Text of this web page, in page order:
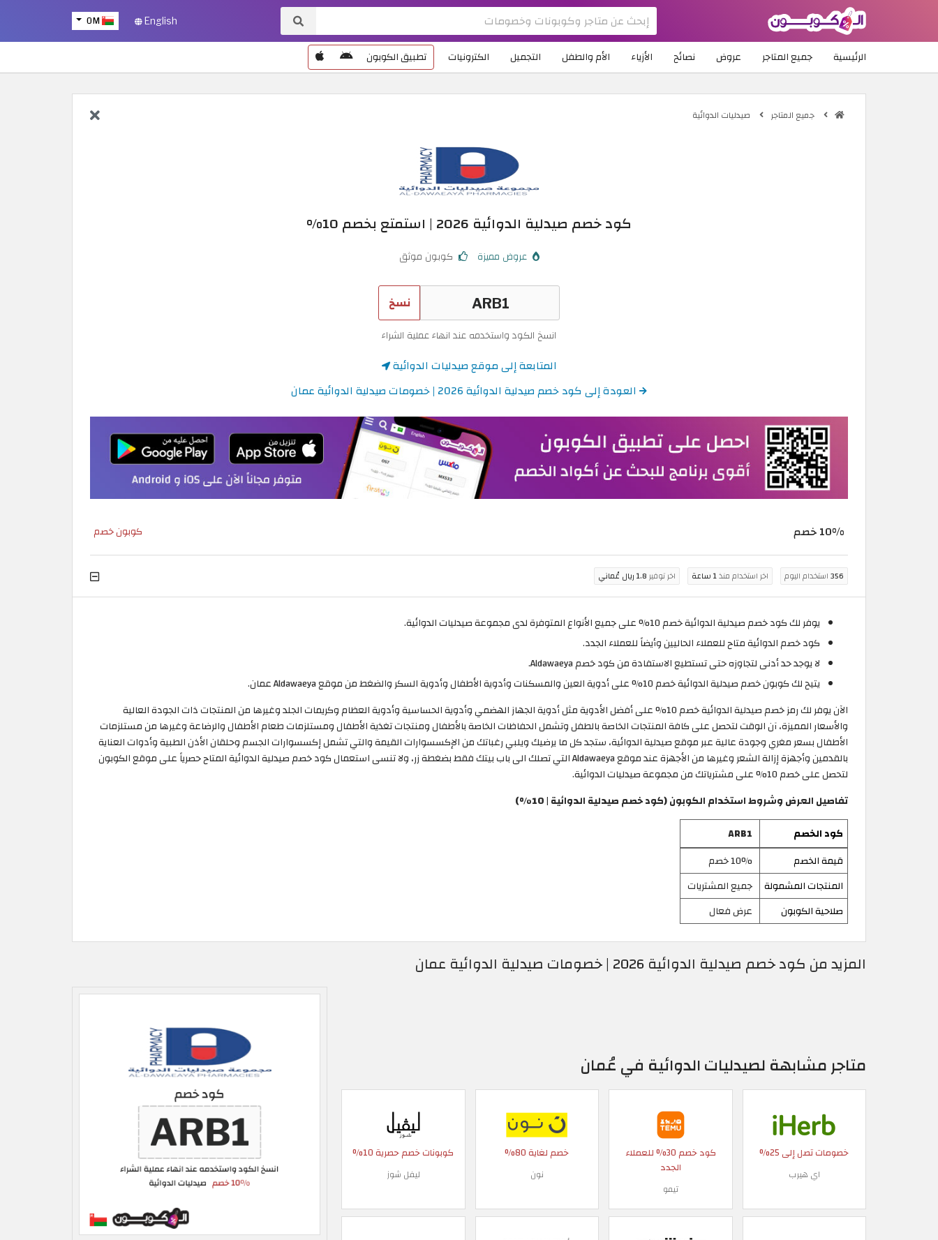
OM English
الرئيسية جميع المتاجر عروض نصائح الأزياء الأم والطفل التجميل الكترونيات تطبيق الكوبون
جميع المتاجر صيدليات الدوائية
كود خصم صيدلية الدوائية 2026 | استمتع بخصم 10%
عروض مميزة كوبون موثق
نسخ
انسخ الكود واستخدمه عند انهاء عملية الشراء
المتابعة إلى موقع صيدليات الدوائية
العودة إلى كود خصم صيدلية الدوائية 2026 | خصومات صيدلية الدوائية عمان
10% خصم كوبون خصم
356استخدام اليوم اخر استخدام منذ1 ساعة اخر توفير1.8 ريال عُماني
يوفر لك كود خصم صيدلية الدوائية خصم 10% على جميع الأنواع المتوفرة لدى مجموعة صيدليات الدوائية.
كود خصم الدوائية متاح للعملاء الحاليين وأيضاً للعملاء الجدد.
لا يوجد حد أدنى لتجاوزه حتى تستطيع الاستفادة من كود خصم Aldawaeya.
يتيح لك كوبون خصم صيدلية الدوائية خصم 10% على أدوية العين والمسكنات وأدوية الأطفال وأدوية السكر والضغط من موقع Aldawaeya عمان.
الآن يوفر لك رمز خصم صيدلية الدوائية خصم 10% على أفضل الأدوية مثل أدوية الجهاز الهضمي وأدوية الحساسية وأدوية العظام وكريمات الجلد وغيرها من المنتجات ذات الجودة العالية
والأسعار المميزة، آن الوقت لتحصل على كافة المنتجات الخاصة بالطفل وتشمل الحفاظات الخاصة بالأطفال ومنتجات تغذية الأطفال ومستلزمات طعام الأطفال والرضاعة وغيرها من مستلزمات
الأطفال بسعر مغري وجودة عالية عبر موقع صيدلية الدوائية، ستجد كل ما يرضيك ويلبي رغباتك من الإكسسوارات القيمة والتي تشمل إكسسوارات الجسم وحلقان الأذن الطبية وأدوات العناية
بالقدمين وأجهزة إزالة الشعر وغيرها من الأجهزة عند موقع Aldawaeya التي تصلك الى باب بيتك فقط بضغطة زر، ولا تنسى استعمال كود خصم صيدلية الدوائية المتاح حصرياً على موقع الكوبون
لتحصل على خصم 10% على مشترياتك من مجموعة صيدليات الدوائية.
تفاصيل العرض وشروط استخدام الكوبون (كود خصم صيدلية الدوائية | 10%)
كود الخصم
ARB1
قيمة الخصم
10% خصم
المنتجات المشمولة
جميع المشتريات
صلاحية الكوبون
عرض فعال
المزيد من كود خصم صيدلية الدوائية 2026 | خصومات صيدلية الدوائية عمان
متاجر مشابهة لصيدليات الدوائية في عُمان
خصومات تصل إلى 25%
اي هيرب
كود خصم 30% للعملاء
الجدد
تيمو
خصم لغاية 80%
نون
كوبونات خصم حصرية 10%
ليفل شوز